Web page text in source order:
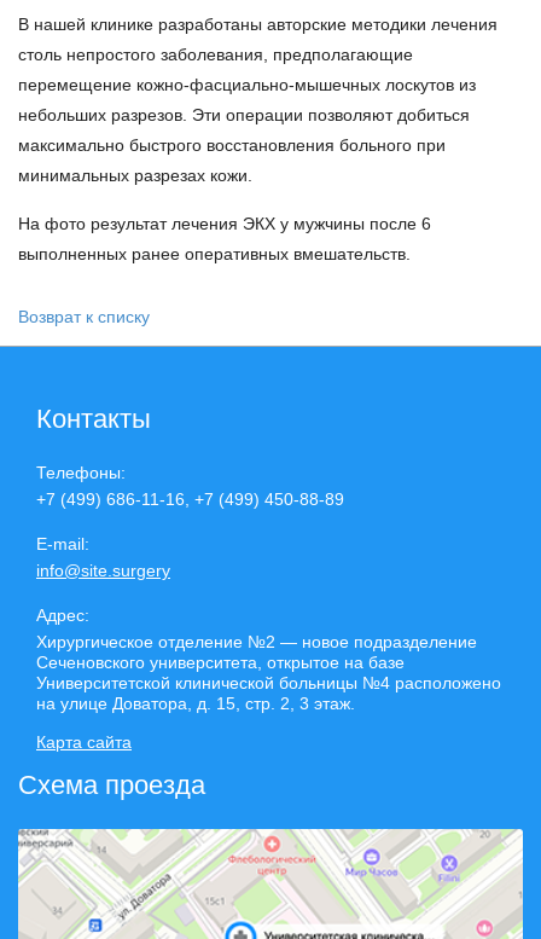
В нашей клинике разработаны авторские методики лечения
столь непростого заболевания, предполагающие
перемещение кожно-фасциально-мышечных лоскутов из
небольших разрезов. Эти операции позволяют добиться
максимально быстрого восстановления больного при
минимальных разрезах кожи.
На фото результат лечения ЭКХ у мужчины после 6
выполненных ранее оперативных вмешательств.
Возврат к списку
Контакты
Телефоны:
+7 (499) 686-11-16, +7 (499) 450-88-89
E-mail:
info@site.surgery
Адрес:
Хирургическое отделение №2 — новое подразделение
Сеченовского университета, открытое на базе
Университетской клинической больницы №4 расположено
на улице Доватора, д. 15, стр. 2, 3 этаж.
Карта сайта
Схема проезда